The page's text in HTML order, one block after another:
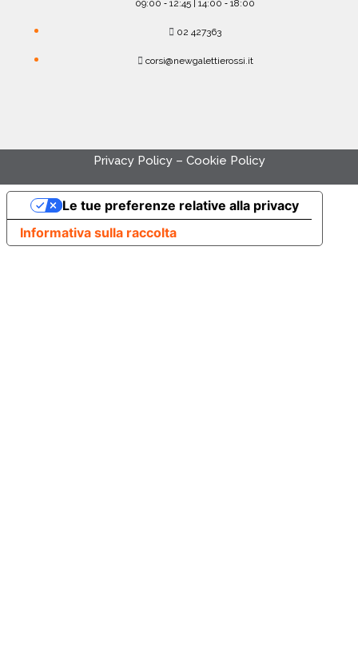
09:00 ‐ 12:45 | 14:00 ‐ 18:00
02 427363
corsi@newgalettierossi.it
Privacy Policy– Cookie Policy
Informativa sulla raccolta
Le tue preferenze relative alla privacy